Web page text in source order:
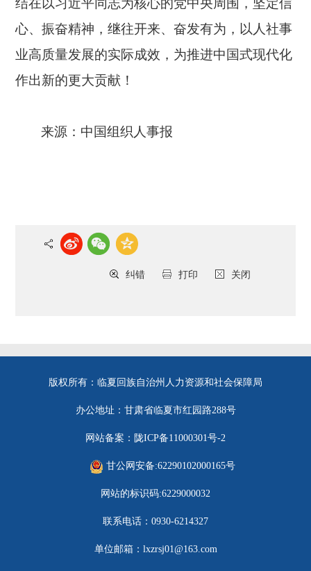
心、振奋精神，继往开来、奋发有为，以人社事
业高质量发展的实际成效，为推进中国式现代化
作出新的更大贡献！
来源：中国组织人事报
关闭
打印
纠错
版权所有：临夏回族自治州人力资源和社会保障局
办公地址：甘肃省临夏市红园路288号
网站备案：陇ICP备11000301号-2
甘公网安备:62290102000165号
网站的标识码:6229000032
联系电话：0930-6214327
单位邮箱：lxzrsj01@163.com